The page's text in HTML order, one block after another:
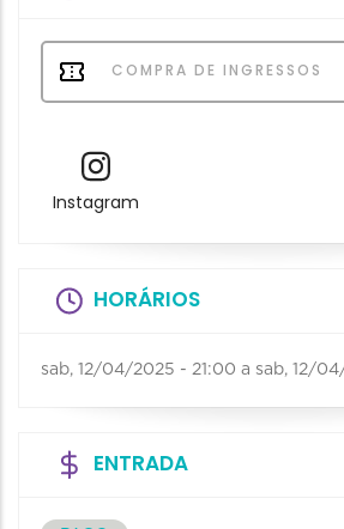
COMPRA DE INGRESSOS
Instagram
HORÁRIOS
sab, 12/04/2025 - 21:00 a sab, 12/
ENTRADA